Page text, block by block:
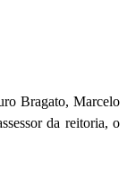
Bragato, Marcelo
da reitoria, o